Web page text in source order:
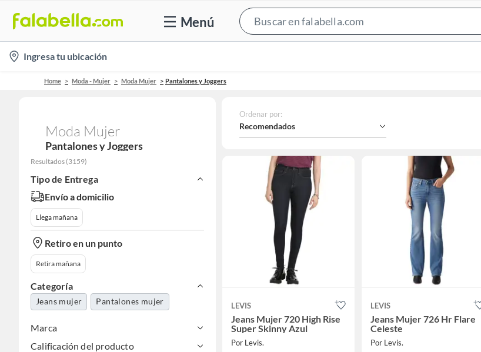
Menú
Bar
location-
icon
Ingresa tu ubicación
Home Moda - Mujer Moda Mujer Pantalones y Joggers
Moda Mujer
Pantalones y Joggers
Resultados (3159)
Tipo de Entrega
Envío a domicilio
Llega mañana
Retiro en un punto
Retira mañana
Categoría
Jeans mujer Pantalones mujer
Marca
Calificación del producto
Ordenar por:
Recomendados
LEVIS
Jeans Mujer 720 High Rise
Super Skinny Azul
Por Levis.
LEVIS
Jeans Mujer 726 Hr Flare
Celeste
Por Levis.